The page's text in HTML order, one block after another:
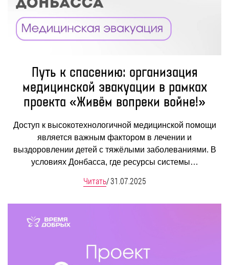
Путь к спасению: организация
медицинской эвакуации в рамках
проекта «Живём вопреки войне!»
Доступ к высокотехнологичной медицинской помощи
является важным фактором в лечении и
выздоровлении детей с тяжёлыми заболеваниями. В
условиях Донбасса, где ресурсы системы…
Читать/31.07.2025